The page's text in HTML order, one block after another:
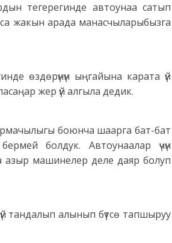
тегерегинде автоунаа сатып
жакын арада манасчыларыбызга
өздөрүнүн ыңгайына карата үй
жер үй алгыла дедик.
боюнча шаарга бат-бат
болдук. Автоунаалар үчүн
машинелер деле даяр болуп
тандалып алынып бүтсө тапшыруу